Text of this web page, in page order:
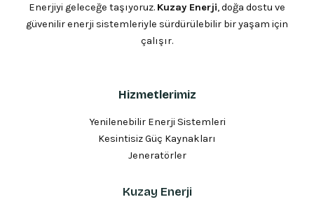
Enerjiyi geleceğe taşıyoruz. Kuzay Enerji, doğa dostu ve
güvenilir enerji sistemleriyle sürdürülebilir bir yaşam için
çalışır.
Hizmetlerimiz
Yenilenebilir Enerji Sistemleri
Kesintisiz Güç Kaynakları
Jeneratörler
Kuzay Enerji